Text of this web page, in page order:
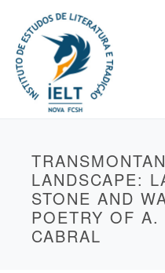
LANDSCAPE:
STONE AND
POETRY OF
CABRAL